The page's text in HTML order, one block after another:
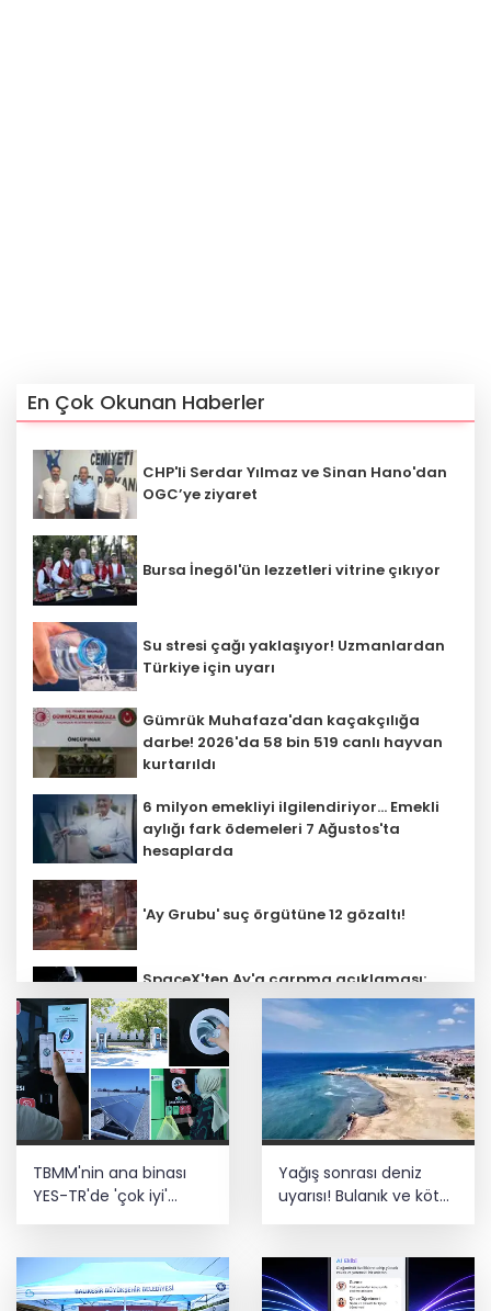
En Çok Okunan Haberler
CHP'li Serdar Yılmaz ve Sinan Hano'dan
OGC’ye ziyaret
Bursa İnegöl'ün lezzetleri vitrine çıkıyor
Su stresi çağı yaklaşıyor! Uzmanlardan
Türkiye için uyarı
Gümrük Muhafaza'dan kaçakçılığa
darbe! 2026'da 58 bin 519 canlı hayvan
kurtarıldı
6 milyon emekliyi ilgilendiriyor... Emekli
aylığı fark ödemeleri 7 Ağustos'ta
hesaplarda
'Ay Grubu' suç örgütüne 12 gözaltı!
SpaceX'ten Ay'a çarpma açıklaması:
Sorumlu uzay operasyonları için
çalışıyoruz
Bozcaada mercan resifleri için koruma
seferberliği... 180 deniz canlısı türü kayıt
altına alındı
Türk F-16'ları NATO görevi için
Estonya'da... MSB yerli savunma
sistemleriyle güçleniyor
ediyor... Hudutlarda 490 kişi yakalandı
TBMM'nin ana binası
YES-TR'de 'çok iyi'
Yağış sonrası deniz
uyarısı! Bulanık ve kötü